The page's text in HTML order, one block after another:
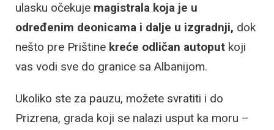
ulasku očekuje magistrala koja je u
određenim deonicama i dalje u izgradnji, dok
nešto pre Prištine kreće odličan autoput koji
vas vodi sve do granice sa Albanijom.
Ukoliko ste za pauzu, možete svratiti i do
Prizrena, grada koji se nalazi usput ka moru –